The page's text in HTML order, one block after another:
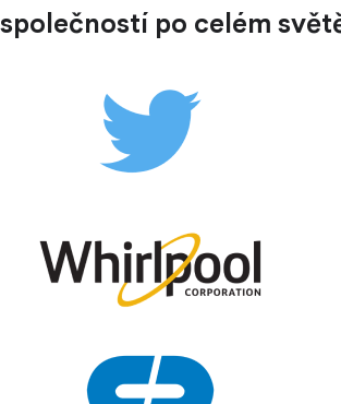
společností po celém